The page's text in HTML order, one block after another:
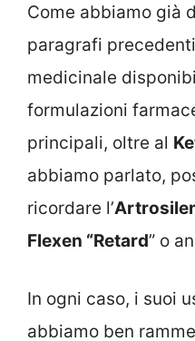
Come abbiamo già
paragrafi
medicinale
formulazioni
principali, oltre al
abbiamo parlato,
ricordare l’
Flexen “Retard” o
In ogni caso, i suoi
abbiamo ben